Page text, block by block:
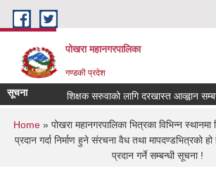
Skip to main content
पोखरा महानगरपालिका
गण्डकी प्रदेश
सूचना शिक्षक सरुवाको लागि दरखास्त आव्ह्वान
You are here
Home » पोखरा महानगरपालिका भित्रका विभिन्न स्थानमा
प्रदान गर्दा निर्माण हुने संरचना वैध तथा मापदण्डभित्रको
प्रदान गर्ने सम्बन्धी सूचना !